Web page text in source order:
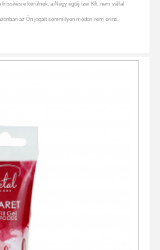
kerülnek, a Négy égtáj ízei Kft. nem vállal
az Ön jogait semmilyen módon nem érinti.